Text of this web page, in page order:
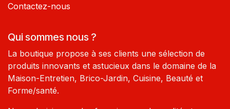
Contactez-nous
Qui sommes nous ?
La boutique propose à ses clients une sélection de
produits innovants et astucieux dans le domaine de la
Maison-Entretien, Brico-Jardin, Cuisine, Beauté et
Forme/santé.